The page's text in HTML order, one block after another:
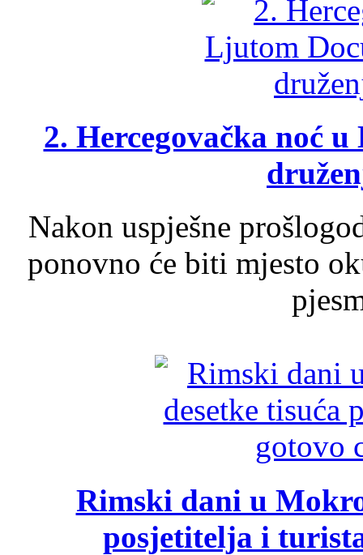
2. Hercegovačka noć
Nakon uspješne
ponovno će biti mjesto
Rimski dani u
posjetitelja i